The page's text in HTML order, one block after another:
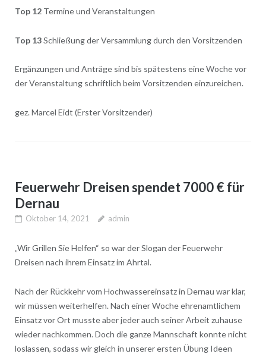
Top 12Termine und Veranstaltungen
Top 13Schließung der Versammlung durch den Vorsitzenden
Ergänzungen und Anträge sind bis spätestens eine Woche vor
der Veranstaltung schriftlich beim Vorsitzenden einzureichen.
gez. Marcel Eidt (Erster Vorsitzender)
Feuerwehr Dreisen spendet 7000 € für
Dernau
Oktober 14, 2021 admin
„Wir Grillen Sie Helfen“ so war der Slogan der Feuerwehr
Dreisen nach ihrem Einsatz im Ahrtal.
Nach der Rückkehr vom Hochwassereinsatz in Dernau war klar,
wir müssen weiterhelfen. Nach einer Woche ehrenamtlichem
Einsatz vor Ort musste aber jeder auch seiner Arbeit zuhause
wieder nachkommen. Doch die ganze Mannschaft konnte nicht
loslassen, sodass wir gleich in unserer ersten Übung Ideen